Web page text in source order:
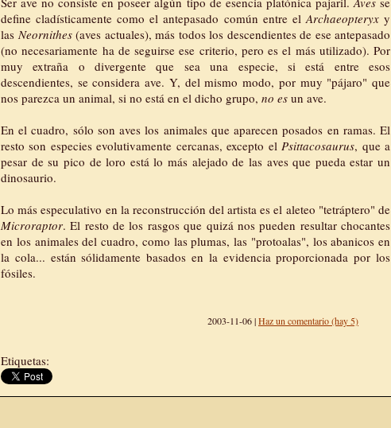
define cladísticamente como el antepasado común entre elArchaeopteryxy
las Neornithes(aves actuales), más todos los descendientes de ese antepasado
(no necesariamente ha de seguirse ese criterio, pero es el más utilizado). Por
muy extraña o divergente que sea una especie, si está entre esos
descendientes, se considera ave. Y, del mismo modo, por muy "pájaro" que
nos parezca un animal, si no está en el dicho grupo, no es un ave.
En el cuadro, sólo son aves los animales que aparecen posados en ramas. El
resto son especies evolutivamente cercanas, excepto elPsittacosaurus, que a
pesar de su pico de loro está lo más alejado de las aves que pueda estar un
dinosaurio.
Lo más especulativo en la reconstrucción del artista es el aleteo "tetráptero" de
Microraptor. El resto de los rasgos que quizá nos pueden resultar chocantes
en los animales del cuadro, como las plumas, las "protoalas", los abanicos en
la cola... están sólidamente basados en la evidencia proporcionada por los
fósiles.
2003-11-06 |Haz un comentario (hay 5)
Etiquetas: